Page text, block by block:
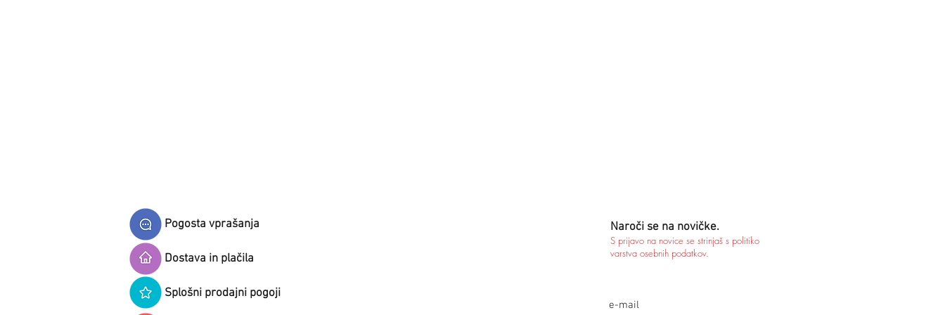
Pogosta vprašanja
Dostava in plačila
Splošni prodajni pogoji
Naroči se na novičke.
S prijavo na novice se strinjaš s politiko
varstva osebnih podatkov.